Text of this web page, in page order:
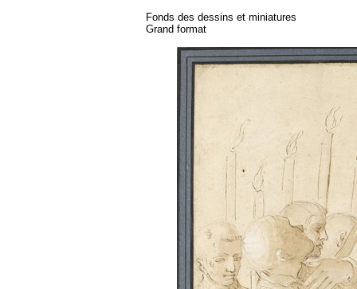
Fonds des dessins et miniatures
Grand format